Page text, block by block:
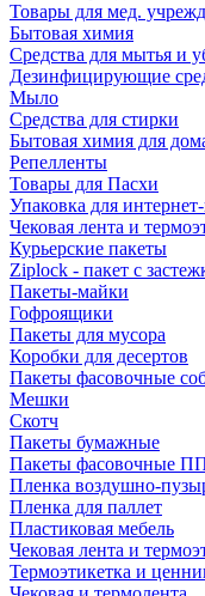
Товары для мед.
Бытовая химия
Средства для мытья и
Дезинфицирующие
Мыло
Средства для стирки
Бытовая химия для
Репелленты
Товары для Пасхи
Упаковка для
Чековая лента и
Курьерские пакеты
Ziplock - пакет с
Пакеты-майки
Гофроящики
Пакеты для мусора
Коробки для десертов
Пакеты фасовочные
Мешки
Скотч
Пакеты бумажные
Пакеты фасовочные
Пленка воздушно-
Пленка для паллет
Пластиковая мебель
Чековая лента и
Термоэтикетка и